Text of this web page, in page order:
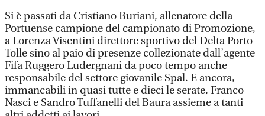
Si è passati da Cristiano Buriani, allenatore della
Portuense campione del campionato di Promozione,
a Lorenza Visentini direttore sportivo del Delta Porto
Tolle sino al paio di presenze collezionate dall’agente
Fifa Ruggero Ludergnani da poco tempo anche
responsabile del settore giovanile Spal. E ancora,
immancabili in quasi tutte e dieci le serate, Franco
Nasci e Sandro Tuffanelli del Baura assieme a tanti